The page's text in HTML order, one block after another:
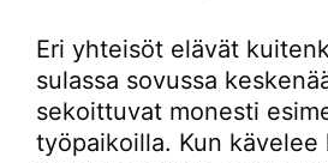
Eri yhteisöt elävät
sulassa sovussa
sekoittuvat monesti
työpaikoilla. Kun kävelee